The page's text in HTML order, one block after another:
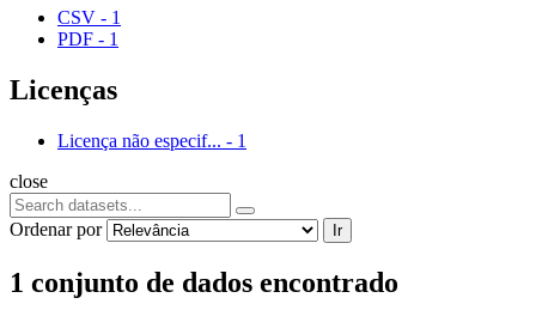
CSV - 1
PDF - 1
Licenças
Licença não especif... - 1
close
Ordenar por Ir
1 conjunto de dados encontrado